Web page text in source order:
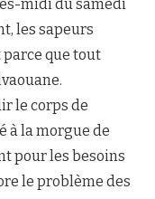
midi du samedi
les sapeurs
que tout
le corps de
à la morgue de
pour les besoins
le problème des